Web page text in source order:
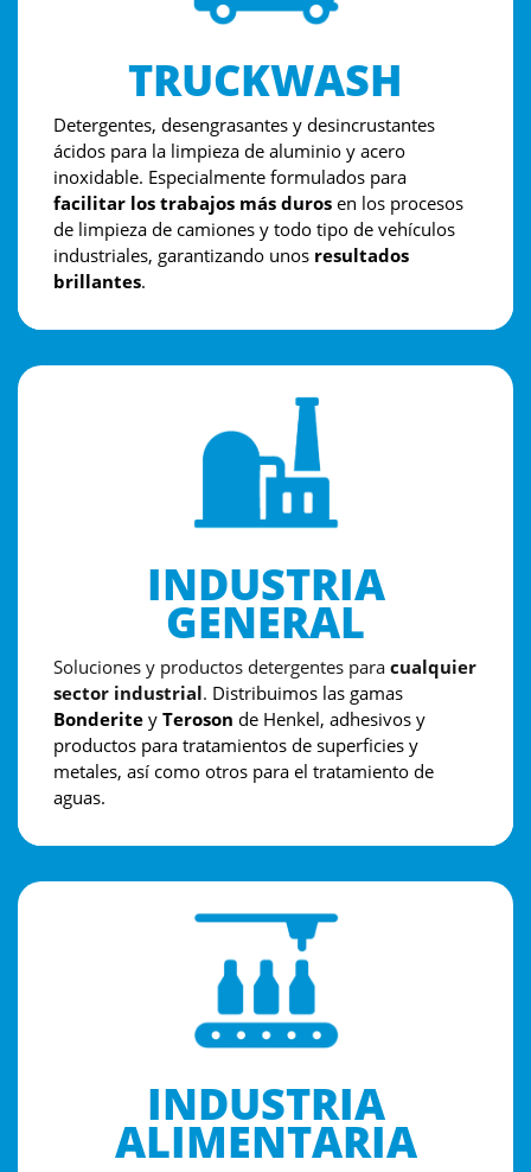
TRUCKWASH
Detergentes, desengrasantes y desincrustantes
ácidos para la limpieza de aluminio y acero
inoxidable. Especialmente formulados para
facilitar los trabajos más duros en los procesos
de limpieza de camiones y todo tipo de vehículos
industriales, garantizando unos resultados
brillantes.
INDUSTRIA
GENERAL
Soluciones y productos detergentes para cualquier
sector industrial. Distribuimos las gamas
Bonderite y Teroson de Henkel, adhesivos y
productos para tratamientos de superficies y
metales, así como otros para el tratamiento de
aguas.
INDUSTRIA
ALIMENTARIA